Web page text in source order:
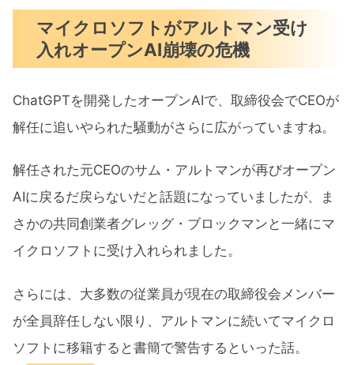
マイクロソフトがアルトマン受け
入れオープンAI崩壊の危機
ChatGPTを開発したオープンAIで、取締役会でCEOが
解任に追いやられた騒動がさらに広がっていますね。
解任された元CEOのサム・アルトマンが再びオープン
AIに戻るだ戻らないだと話題になっていましたが、ま
さかの共同創業者グレッグ・ブロックマンと一緒にマ
イクロソフトに受け入れられました。
さらには、大多数の従業員が現在の取締役会メンバー
が全員辞任しない限り、アルトマンに続いてマイクロ
ソフトに移籍すると書簡で警告するといった話。